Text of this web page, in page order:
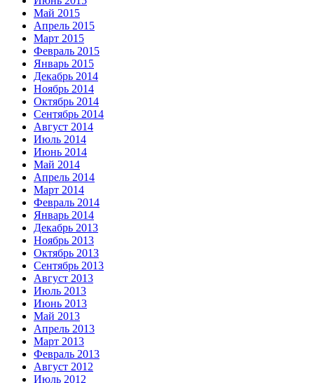
Май 2015
Апрель 2015
Март 2015
Февраль 2015
Январь 2015
Декабрь 2014
Ноябрь 2014
Октябрь 2014
Сентябрь 2014
Август 2014
Июль 2014
Июнь 2014
Май 2014
Апрель 2014
Март 2014
Февраль 2014
Январь 2014
Декабрь 2013
Ноябрь 2013
Октябрь 2013
Сентябрь 2013
Август 2013
Июль 2013
Июнь 2013
Май 2013
Апрель 2013
Март 2013
Февраль 2013
Август 2012
Июль 2012